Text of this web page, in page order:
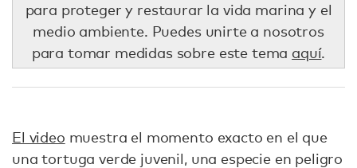
para proteger y restaurar la vida marina y el
medio ambiente. Puedes unirte a nosotros
para tomar medidas sobre este tema aquí.
El video muestra el momento exacto en el que
una tortuga verde juvenil, una especie en peligro